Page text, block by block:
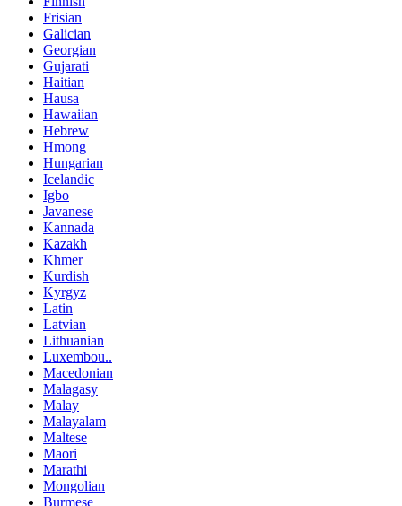
Frisian
Galician
Georgian
Gujarati
Haitian
Hausa
Hawaiian
Hebrew
Hmong
Hungarian
Icelandic
Igbo
Javanese
Kannada
Kazakh
Khmer
Kurdish
Kyrgyz
Latin
Latvian
Lithuanian
Luxembou..
Macedonian
Malagasy
Malay
Malayalam
Maltese
Maori
Marathi
Mongolian
Burmese